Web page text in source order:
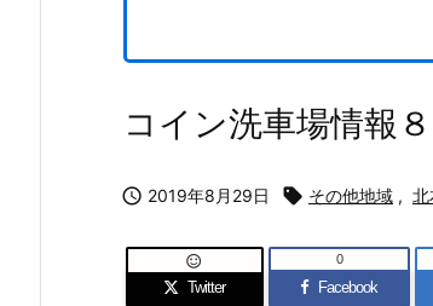
コイン洗車場情
 2019年8月29日  その他地域 , 北
Twitter

Facebook
0